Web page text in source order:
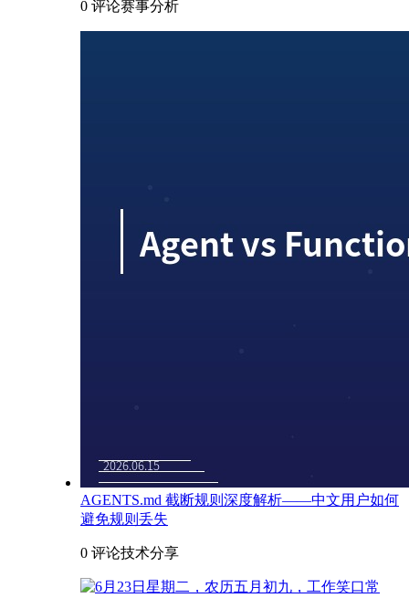
0 评论赛事分析
AGENTS.md 截断规则深度解析——中文用户如何
避免规则丢失
0 评论技术分享